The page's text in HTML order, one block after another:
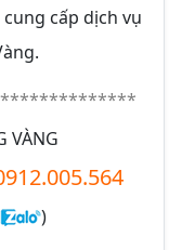
cấp dịch vụ
VÀNG
)